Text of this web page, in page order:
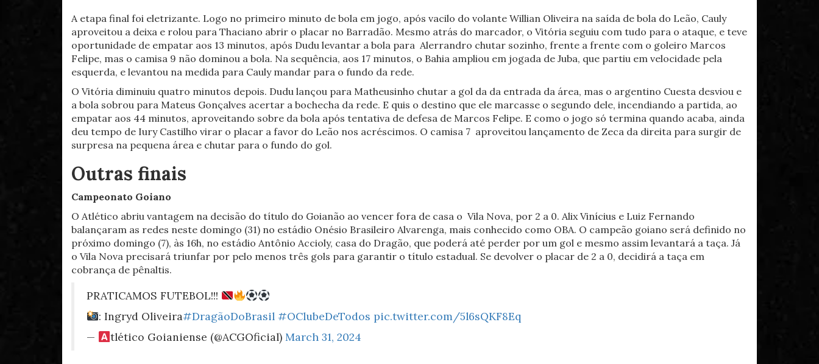
A etapa final foi eletrizante. Logo no primeiro minuto de bola em jogo, após vacilo do volante Willian Oliveira na saída de bola do Leão, Cauly
aproveitou a deixa e rolou para Thaciano abrir o placar no Barradão. Mesmo atrás do marcador, o Vitória seguiu com tudo para o ataque, e teve
oportunidade de empatar aos 13 minutos, após Dudu levantar a bola para Alerrandro chutar sozinho, frente a frente com o goleiro Marcos
Felipe, mas o camisa 9 não dominou a bola. Na sequência, aos 17 minutos, o Bahia ampliou em jogada de Juba, que partiu em velocidade pela
esquerda, e levantou na medida para Cauly mandar para o fundo da rede.
O Vitória diminuiu quatro minutos depois. Dudu lançou para Matheusinho chutar a gol da da entrada da área, mas o argentino Cuesta desviou e
a bola sobrou para Mateus Gonçalves acertar a bochecha da rede. E quis o destino que ele marcasse o segundo dele, incendiando a partida, ao
empatar aos 44 minutos, aproveitando sobre da bola após tentativa de defesa de Marcos Felipe. E como o jogo só termina quando acaba, ainda
deu tempo de Iury Castilho virar o placar a favor do Leão nos acréscimos. O camisa 7 aproveitou lançamento de Zeca da direita para surgir de
surpresa na pequena área e chutar para o fundo do gol.
Outras finais
Campeonato Goiano
O Atlético abriu vantagem na decisão do título do Goianão ao vencer fora de casa o Vila Nova, por 2 a 0. Alix Vinícius e Luiz Fernando
balançaram as redes neste domingo (31) no estádio Onésio Brasileiro Alvarenga, mais conhecido como OBA. O campeão goiano será definido no
próximo domingo (7), às 16h, no estádio Antônio Accioly, casa do Dragão, que poderá até perder por um gol e mesmo assim levantará a taça. Já
o Vila Nova precisará triunfar por pelo menos três gols para garantir o título estadual. Se devolver o placar de 2 a 0, decidirá a taça em
cobrança de pênaltis.
PRATICAMOS FUTEBOL!!!
: Ingryd Oliveira#DragãoDoBrasil #OClubeDeTodos pic.twitter.com/5l6sQKF8Eq
—
tlético Goianiense (@ACGOficial) March 31, 2024